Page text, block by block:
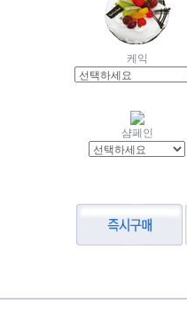
케익
샴페인